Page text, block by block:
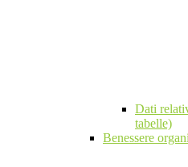
Dati
tabelle)
Benessere